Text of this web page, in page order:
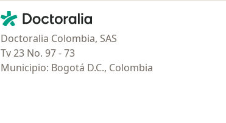
Contacto
Doctoralia - Página de inicio
Doctoralia Colombia, SAS
Tv 23 No. 97 - 73
Municipio: Bogotá D.C., Colombia